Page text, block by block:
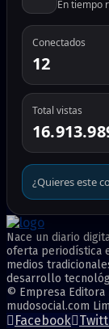
En tiempo
Conectados
12
Total vistas
¿Quieres este
Nace un diario
oferta periodística
medios
desarrollo
© Empresa Editora
mudosocial.com
Facebook